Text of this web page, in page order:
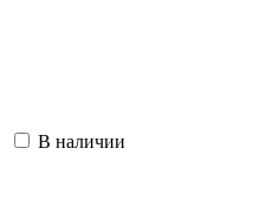
В наличии